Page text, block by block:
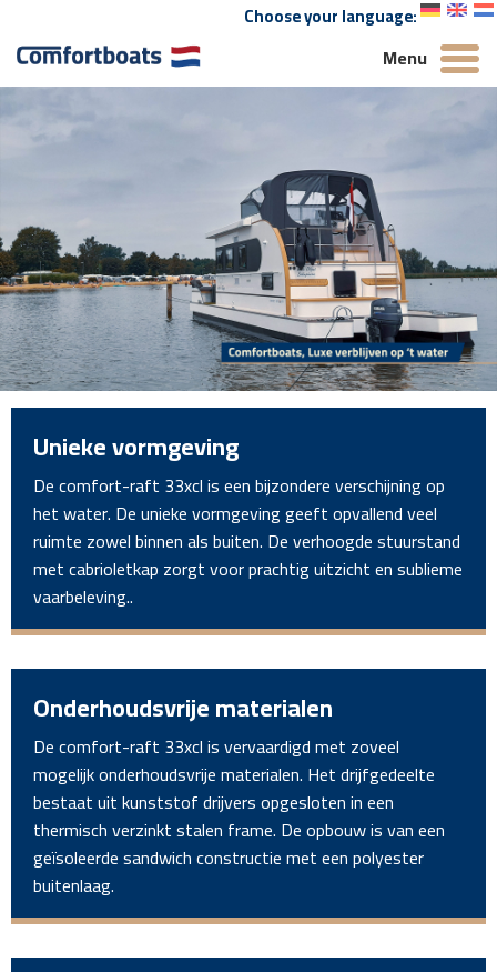
Choose your language:
Menu
Unieke vormgeving
De comfort-raft 33xcl is een bijzondere verschijning op
het water. De unieke vormgeving geeft opvallend veel
ruimte zowel binnen als buiten. De verhoogde stuurstand
met cabrioletkap zorgt voor prachtig uitzicht en sublieme
vaarbeleving..
Onderhoudsvrije materialen
De comfort-raft 33xcl is vervaardigd met zoveel
mogelijk onderhoudsvrije materialen. Het drijfgedeelte
bestaat uit kunststof drijvers opgesloten in een
thermisch verzinkt stalen frame. De opbouw is van een
geïsoleerde sandwich constructie met een polyester
buitenlaag.